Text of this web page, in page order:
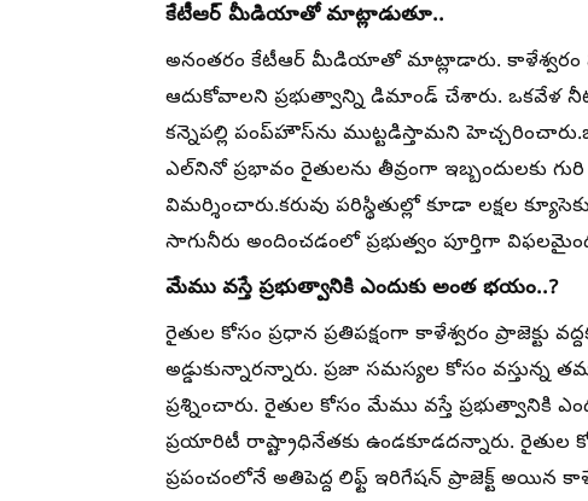
కేటీఆర్ మీడియాతో మాట్లాడుతూ..
అనంతరం కేటీఆర్ మీడియాతో మాట్లాడారు. కాళేశ్వరం
ఆదుకోవాలని ప్రభుత్వాన్ని డిమాండ్ చేశారు.
కన్నెపల్లి పంప్‌హౌస్‌ను ముట్టడిస్తామని
ఎల్‌నినో ప్రభావం రైతులను తీవ్రంగా ఇబ్బందులకు గురి
విమర్శించారు.కరువు పరిస్థితుల్లో కూడా లక్షల
సాగునీరు అందించడంలో ప్రభుత్వం పూర్తిగా
మేము వస్తే ప్రభుత్వానికి ఎందుకు అంత భయం..?
రైతుల కోసం ప్రధాన ప్రతిపక్షంగా కాళేశ్వరం ప్రాజెక్టు
అడ్డుకున్నారన్నారు. ప్రజా సమస్యల కోసం వస్తున్న
ప్రశ్నించారు. రైతుల కోసం మేము వస్తే ప్రభుత్వానికి
ప్రయారిటీ రాష్ట్రాధినేతకు ఉండకూడదన్నారు.
ప్రపంచంలోనే అతిపెద్ద లిఫ్ట్ ఇరిగేషన్ ప్రాజెక్ట్ అయిన